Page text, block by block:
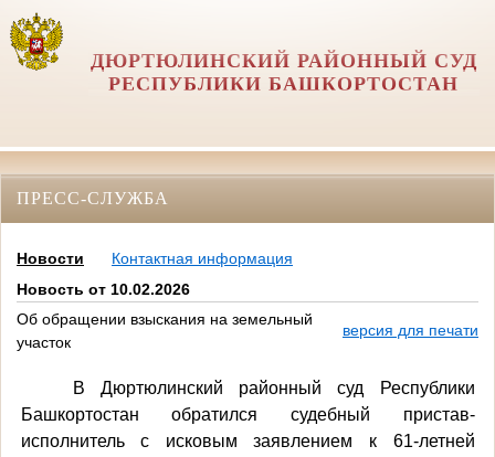
ДЮРТЮЛИНСКИЙ РАЙОННЫЙ СУД
РЕСПУБЛИКИ БАШКОРТОСТАН
ПРЕСС-СЛУЖБА
Новости
Контактная информация
Новость от 10.02.2026
Об обращении взыскания на земельный
участок
версия для печати
В Дюртюлинский районный суд Республики
Башкортостан обратился судебный пристав-
исполнитель с исковым заявлением к 61-летней